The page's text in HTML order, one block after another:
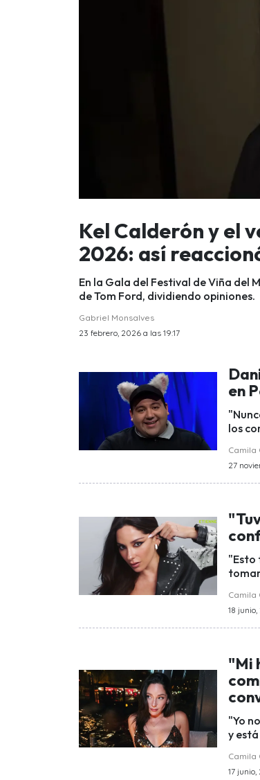
Kel Calderón y el
2026: así
En la Gala del Festival de Viña del
de Tom Ford, dividiendo opiniones.
Gabriel Monsalves
23 febrero, 2026 a las 19:17
en
los
Camila
27
"Esto
Camila
18 junio,
"Mi
"Yo
y
Camila
17